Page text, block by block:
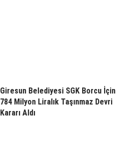
Giresun Belediyesi SGK Borcu İçin
784 Milyon Liralık Taşınmaz Devri
Kararı Aldı